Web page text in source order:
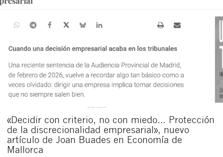
«Decidir con criterio, no con miedo… Protección
de la discrecionalidad empresarial», nuevo
artículo de Joan Buades en Economía de
Mallorca